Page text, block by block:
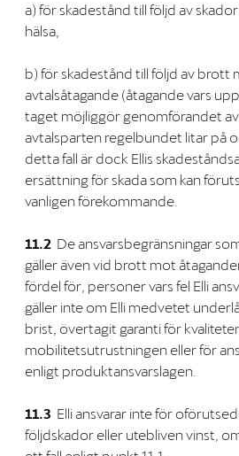
a) för skadestånd till följd av
hälsa,
b) för skadestånd till följd av brott
avtalsåtagande (åtagande vars
taget möjliggör genomförandet
avtalsparten regelbundet litar på
detta fall är dock Ellis
ersättning för skada som kan
vanligen förekommande.
11.2 De ansvarsbegränsningar
gäller även vid brott mot
fördel för, personer vars fel Elli
gäller inte om Elli medvetet
brist, övertagit garanti för
mobilitetsutrustningen eller för
enligt produktansvarslagen.
11.3 Elli ansvarar inte för
följdskador eller utebliven vinst,